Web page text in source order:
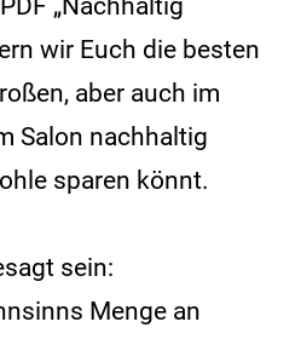
„Nachhaltig
wir Euch die besten
aber auch im
Salon nachhaltig
sparen könnt.
sein:
Menge an